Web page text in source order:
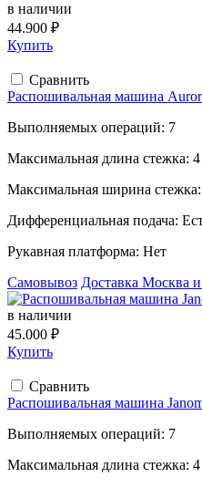
в наличии
44.900 ₽
Купить
Сравнить
Распошивальная машина
Выполняемых операций: 7
Максимальная длина стежка:
Максимальная ширина стежка:
Дифференциальная подача:
Рукавная платформа: Нет
Самовывоз Доставка Москва
в наличии
45.000 ₽
Купить
Сравнить
Распошивальная машина
Выполняемых операций: 7
Максимальная длина стежка: